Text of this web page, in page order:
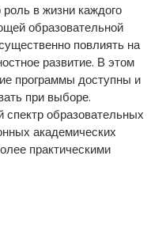
в жизни каждого
образовательной
повлиять на
развитие. В этом
программы доступны и
при выборе.
образовательных
академических
практическими